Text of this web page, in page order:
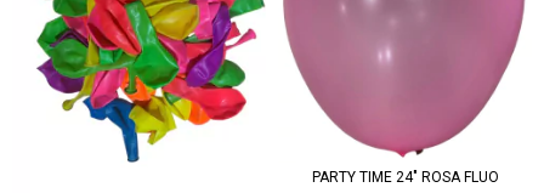
PARTY TIME 24" ROSA FLUO